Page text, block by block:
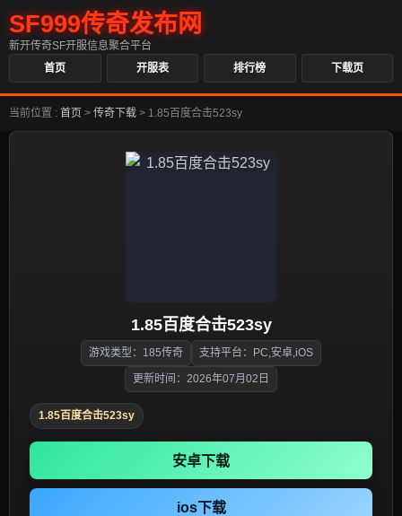
SF999传奇发布网
新开传奇SF开服信息聚合平台
首页
开服表 排行榜 下载页
当前位置 : 首页 > 传奇下载 > 1.85百度合击523sy
1.85百度合击523sy
游戏类型：185传奇 支持平台：PC,安卓,iOS
更新时间：2026年07月02日
1.85百度合击523sy
安卓下载
ios下载